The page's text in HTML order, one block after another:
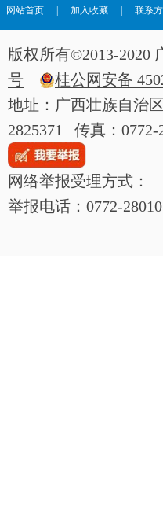
网站首页 加入收藏 联系
版权所有©2013-
号
桂公网安备
地址：广西壮族自治
2825371 传真：0772-
网络举报受理方式：
举报电话：0772-